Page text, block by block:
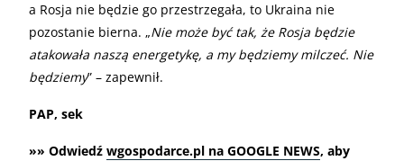
a Rosja nie będzie go przestrzegała, to Ukraina nie
pozostanie bierna. „Nie może być tak, że Rosja będzie
atakowała naszą energetykę, a my będziemy milczeć. Nie
będziemy” – zapewnił.
PAP, sek
»» Odwiedź wgospodarce.pl na GOOGLE NEWS, aby